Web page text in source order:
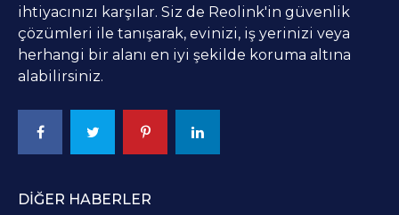
ihtiyacınızı karşılar. Siz de Reolink'in güvenlik
çözümleri ile tanışarak, evinizi, iş yerinizi veya
herhangi bir alanı en iyi şekilde koruma altına
alabilirsiniz.
DIĞER HABERLER